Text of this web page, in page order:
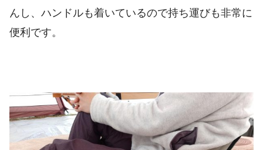
んし、ハンドルも着いているので持ち運びも非常に
便利です。